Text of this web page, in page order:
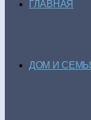
ГЛАВНАЯ
ДОМ И